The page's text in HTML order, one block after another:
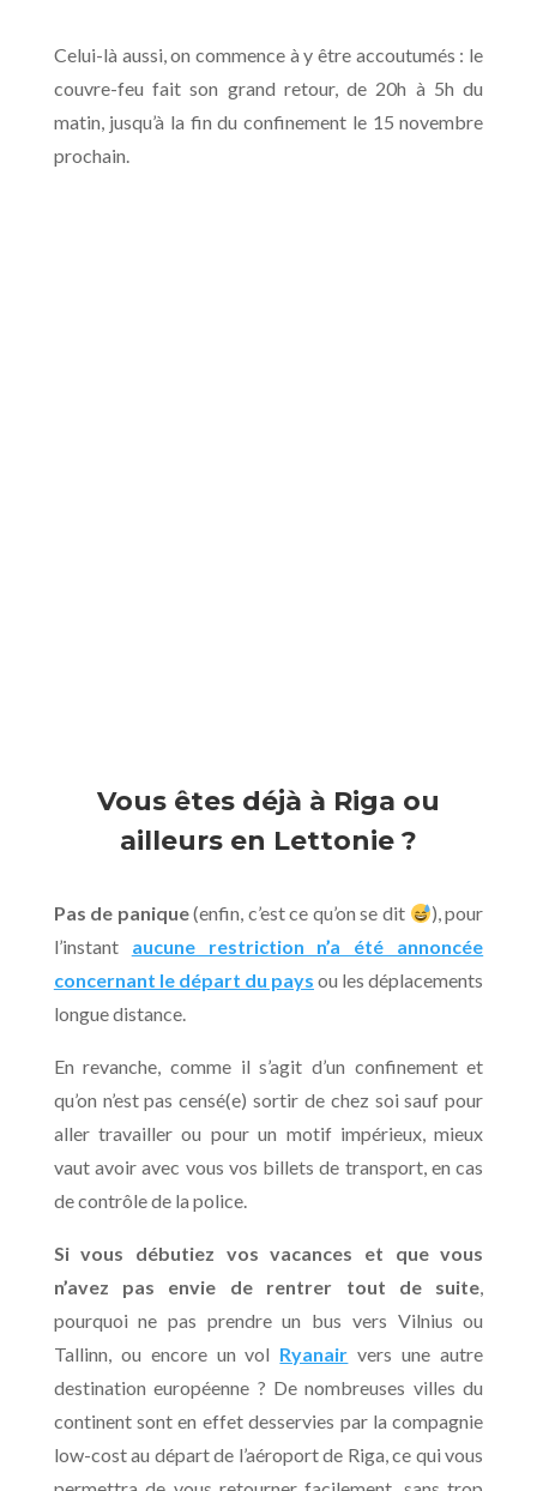
Celui-là aussi, on commence à y être accoutumés : le
couvre-feu fait son grand retour, de 20h à 5h du
matin, jusqu’à la fin du confinement le 15 novembre
prochain.
Vous êtes déjà à Riga ou
ailleurs en Lettonie ?
Pas de panique(enfin, c’est ce qu’on se dit
), pour
l’instant aucune restriction n’a été annoncée
concernant le départ du pays ou les déplacements
longue distance.
En revanche, comme il s’agit d’un confinement et
qu’on n’est pas censé(e) sortir de chez soi sauf pour
aller travailler ou pour un motif impérieux, mieux
vaut avoir avec vous vos billets de transport, en cas
de contrôle de la police.
Si vous débutiez vos vacances et que vous
n’avez pas envie de rentrer tout de suite,
pourquoi ne pas prendre un bus vers Vilnius ou
Tallinn, ou encore un vol Ryanair vers une autre
destination européenne ? De nombreuses villes du
continent sont en effet desservies par la compagnie
low-cost au départ de l’aéroport de Riga, ce qui vous